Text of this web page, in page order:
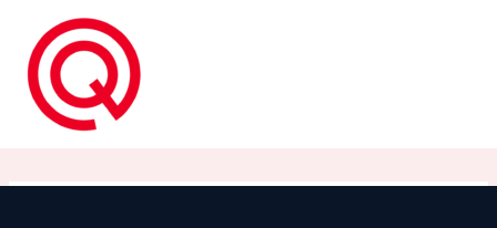
inhoud